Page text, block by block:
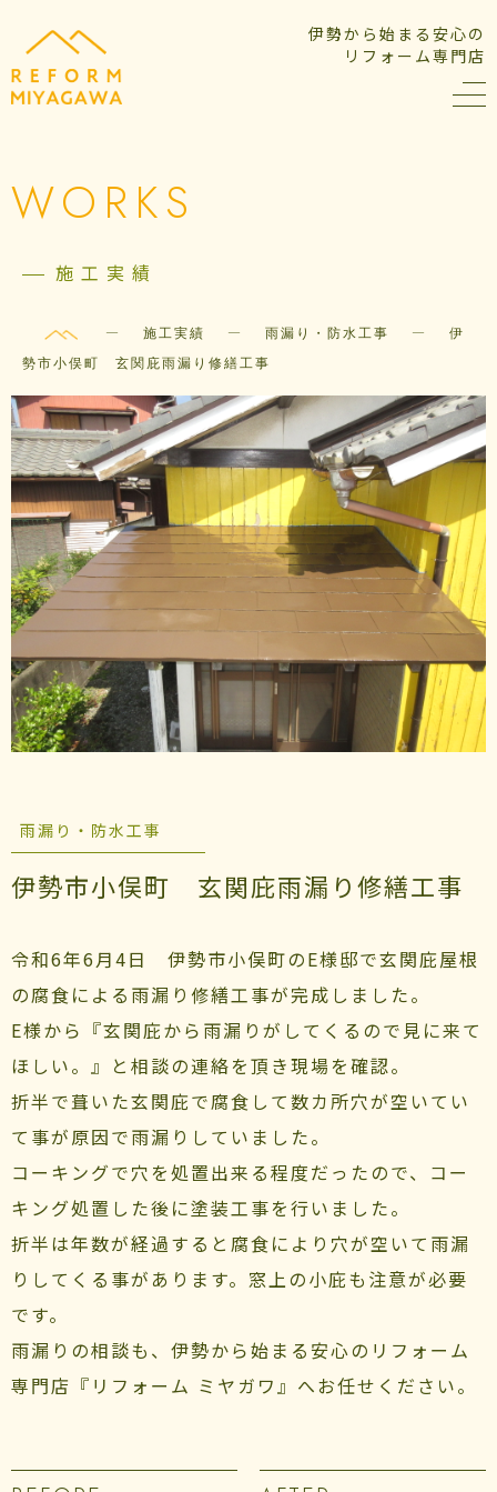
伊勢から始まる安心の
リフォーム専門店
WORKS
施工実績
— 施工実績 — 雨漏り・防水工事 —
伊
勢市小俣町 玄関庇雨漏り修繕工事
雨漏り・防水工事
伊勢市小俣町 玄関庇雨漏り修繕工事
令和6年6月4日 伊勢市小俣町のE様邸で玄関庇屋根
の腐食による雨漏り修繕工事が完成しました。
E様から『玄関庇から雨漏りがしてくるので見に来て
ほしい。』と相談の連絡を頂き現場を確認。
折半で葺いた玄関庇で腐食して数カ所穴が空いてい
て事が原因で雨漏りしていました。
コーキングで穴を処置出来る程度だったので、コー
キング処置した後に塗装工事を行いました。
折半は年数が経過すると腐食により穴が空いて雨漏
りしてくる事があります。窓上の小庇も注意が必要
です。
雨漏りの相談も、伊勢から始まる安心のリフォーム
専門店『リフォーム ミヤガワ』へお任せください。